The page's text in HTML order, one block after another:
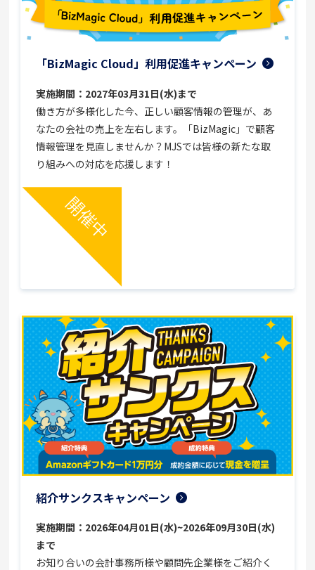
「BizMagic Cloud」利用促進キャンペーン
実施期間：2027年03月31日(水)まで
働き方が多様化した今、正しい顧客情報の管理が、あ
なたの会社の売上を左右します。「BizMagic」で顧客
情報管理を見直しませんか？MJSでは皆様の新たな取
り組みへの対応を応援します！
紹介サンクスキャンペーン
実施期間：2026年04月01日(水)~2026年09月30日(水)
まで
お知り合いの会計事務所様や顧問先企業様をご紹介く